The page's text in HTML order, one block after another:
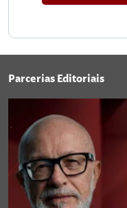
Parcerias Editoriais